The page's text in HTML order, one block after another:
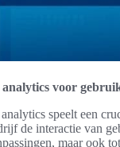
voor
speelt een
de interactie van
maar ook